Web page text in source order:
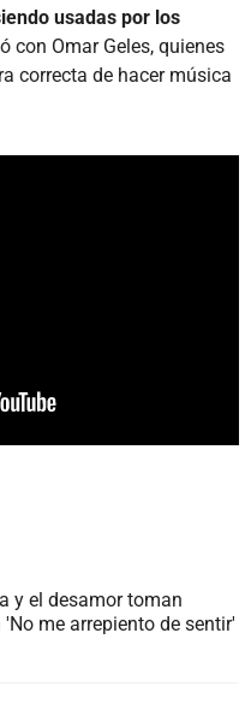
usadas por los
con Omar Geles, quienes
correcta de hacer música
y el desamor toman
me arrepiento de sentir'